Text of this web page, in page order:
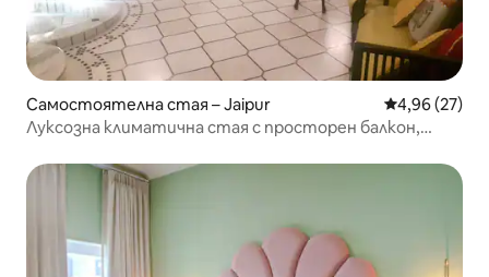
Самостоятелна стая – Jaipur Средна
4,96 (27)
Луксозна климатична стая с просторен балкон,